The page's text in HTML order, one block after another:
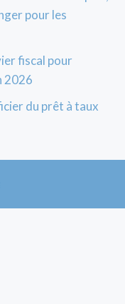
pour les
fiscal pour
2026
du prêt à taux